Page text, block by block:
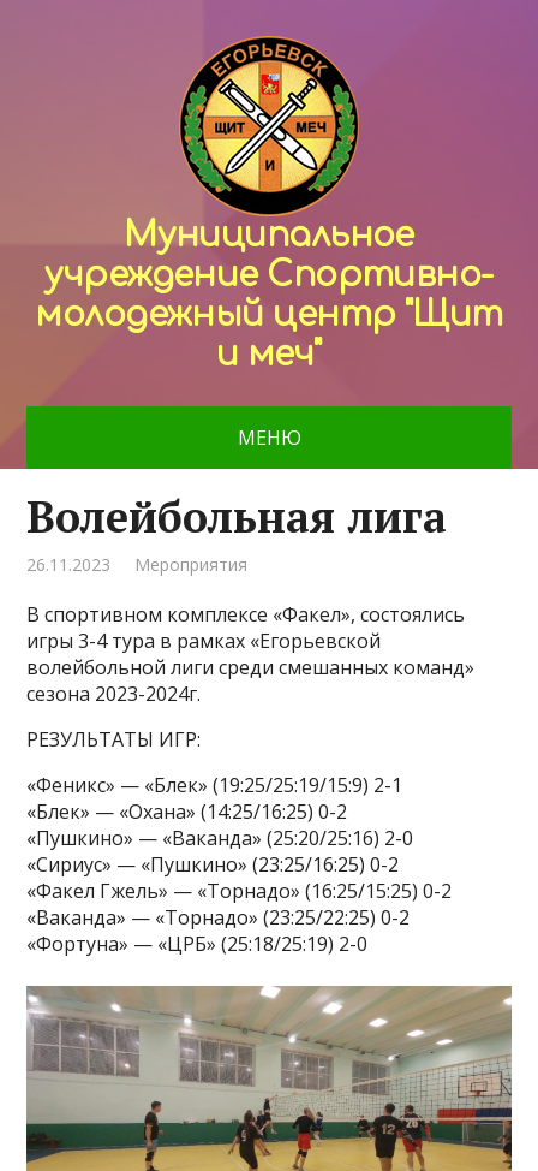
Муниципальное
учреждение Спортивно-
молодежный центр "Щит
и меч"
МЕНЮ
Волейбольная лига
26.11.2023 Мероприятия
В спортивном комплексе «Факел», состоялись
игры 3-4 тура в рамках «Егорьевской
волейбольной лиги среди смешанных команд»
сезона 2023-2024г.
РЕЗУЛЬТАТЫ ИГР:
«Феникс» — «Блек» (19:25/25:19/15:9) 2-1
«Блек» — «Охана» (14:25/16:25) 0-2
«Пушкино» — «Ваканда» (25:20/25:16) 2-0
«Сириус» — «Пушкино» (23:25/16:25) 0-2
«Факел Гжель» — «Торнадо» (16:25/15:25) 0-2
«Ваканда» — «Торнадо» (23:25/22:25) 0-2
«Фортуна» — «ЦРБ» (25:18/25:19) 2-0